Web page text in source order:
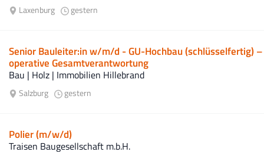
Laxenburg gestern
Senior Bauleiter:in w/m/d - GU-Hochbau (schlüsselfertig) –
operative Gesamtverantwortung
Bau | Holz | Immobilien Hillebrand
Salzburg gestern
Polier (m/w/d)
Traisen Baugesellschaft m.b.H.